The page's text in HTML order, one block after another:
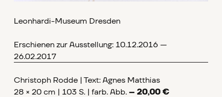
Leonhardi-Museum Dresden
Erschienen zur Ausstellung: 10.12.2016 —
26.02.2017
Christoph Rodde | Text: Agnes Matthias
28 × 20 cm | 103 S. | farb. Abb. – 20,00 €